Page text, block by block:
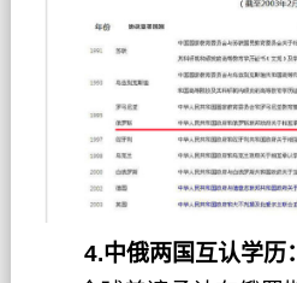
4.中俄两国互认学历：